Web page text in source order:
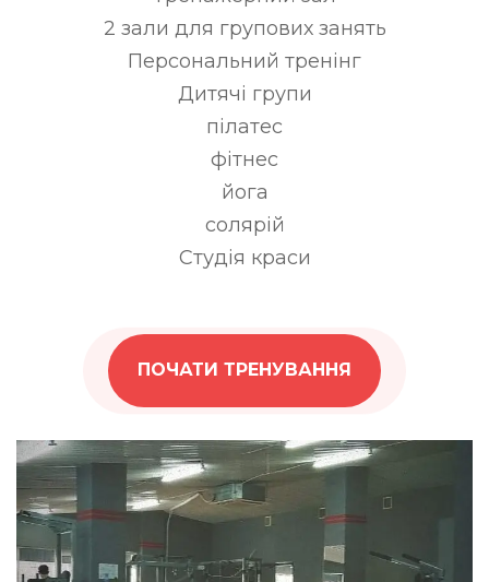
2 зали для групових занять
Персональний тренінг
Дитячі групи
пілатес
фітнес
йога
солярій
Студія краси
ПОЧАТИ ТРЕНУВАННЯ